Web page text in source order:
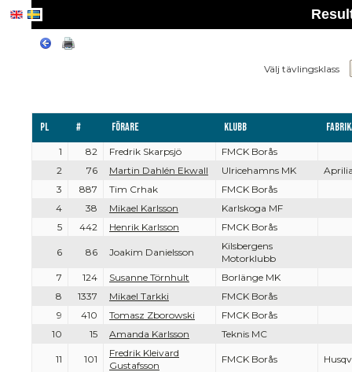
Välj tävlingsklass
Pl # Förare Klubb
1 82 Fredrik Skarpsjö
FMCK Borås
2
76 Martin Dahlén Ekwall Ulricehamns MK
3
887 Tim Crhak
FMCK Borås
4
38 Mikael Karlsson
Karlskoga MF
5
442 Henrik Karlsson FMCK Borås
6 86 Joakim Danielsson
Kilsbergens
Motorklubb
7
124 Susanne Törnhult
Borlänge MK
8
1337 Mikael Tarkki
FMCK Borås
9
410 Tomasz Zborowski
FMCK Borås
10
15 Amanda Karlsson Teknis MC
11 101
Fredrik Kleivard
Gustafsson
FMCK Borås